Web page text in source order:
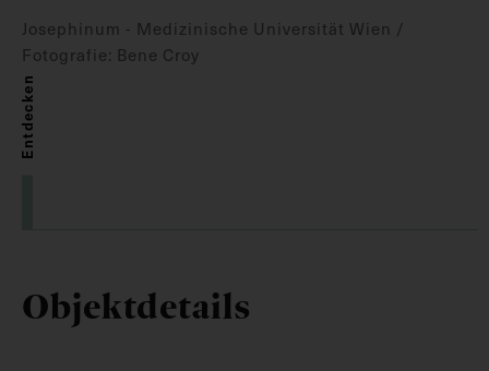
Josephinum - Medizinische Universität Wien /
Fotografie: Bene Croy
Entdecken
Objektdetails